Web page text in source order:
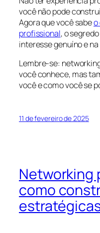
você não pode
Agora que você sabeo
profissional, o
interesse genuíno e
Lembre-se:
você conhece, mas
você e como você se
11 de fevereiro de 2025
Networking
como